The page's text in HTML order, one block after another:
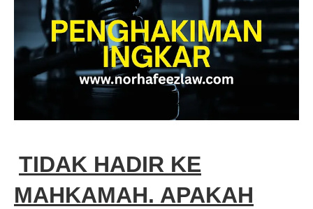
TIDAK HADIR KE
MAHKAMAH. APAKAH